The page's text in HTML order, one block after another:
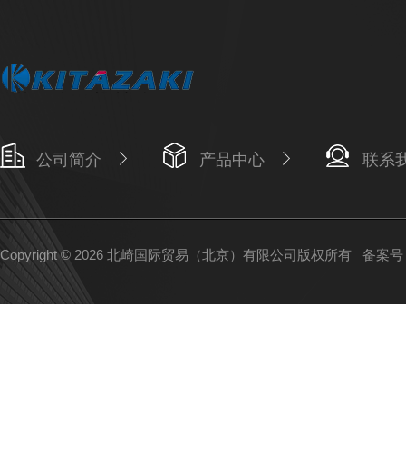
公司简介 产品中心 联系
Copyright © 2026 北崎国际贸易（北京）有限公司版权所有 备案号